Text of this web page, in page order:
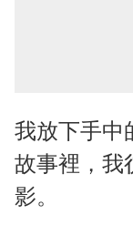
我放下手中
故事裡，我
影。